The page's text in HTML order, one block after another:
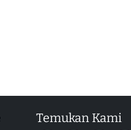
Temukan Kami